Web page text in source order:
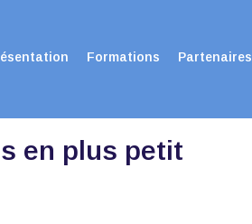
Formations Partenaires
en plus petit